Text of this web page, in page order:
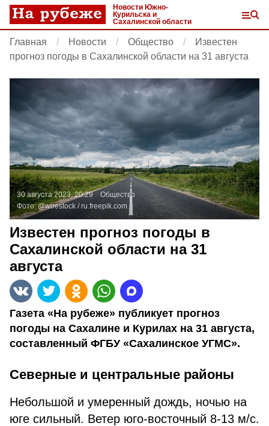
Новости Южно-
Курильска и
Сахалинской области
Главная Новости Общество
Известен
прогноз погоды в Сахалинской области на 31 августа
30 августа 2023, 20:29
Общество
Фото:@wirestock /ru.freepik.com
Известен прогноз погоды в
Сахалинской области на 31
августа
Газета «На рубеже» публикует прогноз
погоды на Сахалине и Курилах на 31 августа,
составленный ФГБУ «Сахалинское УГМС».
Северные и центральные районы
Небольшой и умеренный дождь, ночью на
юге сильный. Ветер юго-восточный 8-13 м/с.